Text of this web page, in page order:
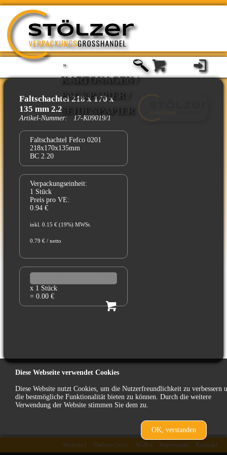
»
KARTONAGEN /
PACKPAPIER /
SEIDENPAPIER
Faltschachtel 218 x 170 x
135 mm 2.2
Artikel-Nummer: 17-K09019/1
Faltschachtel Fefco 0201
218x170x135mm
BC 2.20
Verpackungseinheit:
1 Stück
Preis pro VE:
0.94 €
inkl. 0.15 € (19%) MWSt.
0.79 € / netto
x 1 Stück
= 0.00 €
zurück
Kontakt
Impressum
AGB's
Datenschutz
Widerruf
Diese Webseite verwendet Cookies
Diese Website nutzt Cookies, um die Nutzerfreundlichkeit zu verbessern
die bestmögliche Funktionalität bieten zu können. Durch die weitere
Verwendung der Website stimmen Sie dem zu.
OK, verstanden